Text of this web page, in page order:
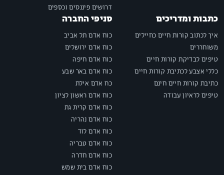
דרושים פיננסים וכספים
כתבות ומדריכים
איך לכתוב קורות חיים כחיילים
משוחררים
טיפים לבדיקת קורות חיים
כללי אצבע לכתיבת קורות חיים
כתיבת קורות חיים חינם
טיפים לראיון עבודה
סניפי החברה
כוח אדם תל אביב
כוח אדם ירושלים
כוח אדם חיפה
כוח אדם באר שבע
כח אדם אילת
כוח אדם ראשון לציון
כוח אדם קרית גת
כוח אדם נהריה
כוח אדם לוד
כוח אדם טבריה
כוח אדם חדרה
כוח אדם בית שמש